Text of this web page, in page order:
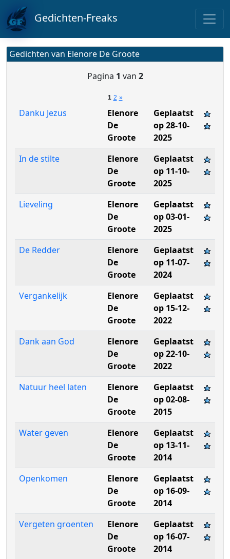
Gedichten-Freaks
Gedichten van Elenore De Groote
Pagina 1 van 2
1 2 »
Danku Jezus
Elenore
De
Groote
Geplaatst
op 28-10-
2025
In de stilte
Elenore
De
Groote
Geplaatst
op 11-10-
2025
Lieveling
Elenore
De
Groote
Geplaatst
op 03-01-
2025
De Redder
Elenore
De
Groote
Geplaatst
op 11-07-
2024
Vergankelijk
Elenore
De
Groote
Geplaatst
op 15-12-
2022
Dank aan God
Elenore
De
Groote
Geplaatst
op 22-10-
2022
Natuur heel laten
Elenore
De
Groote
Geplaatst
op 02-08-
2015
Water geven
Elenore
De
Groote
Geplaatst
op 13-11-
2014
Openkomen
Elenore
De
Groote
Geplaatst
op 16-09-
2014
Vergeten groenten
Elenore
De
Groote
Geplaatst
op 16-07-
2014